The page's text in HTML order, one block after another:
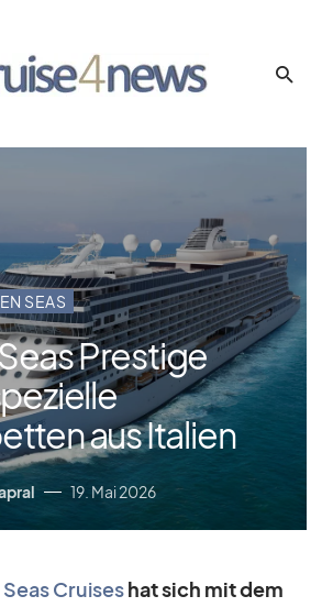
SEAS
Prestige
aus Italien
19. Mai 2026
Crui­seshat sich mit dem